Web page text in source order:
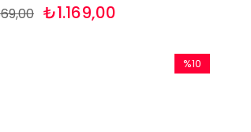
₺1.169,00
%10